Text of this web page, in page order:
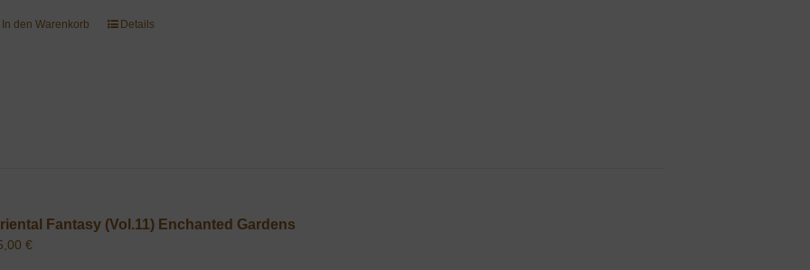
In den Warenkorb Details
Fantasy (Vol.11) Enchanted Gardens
€